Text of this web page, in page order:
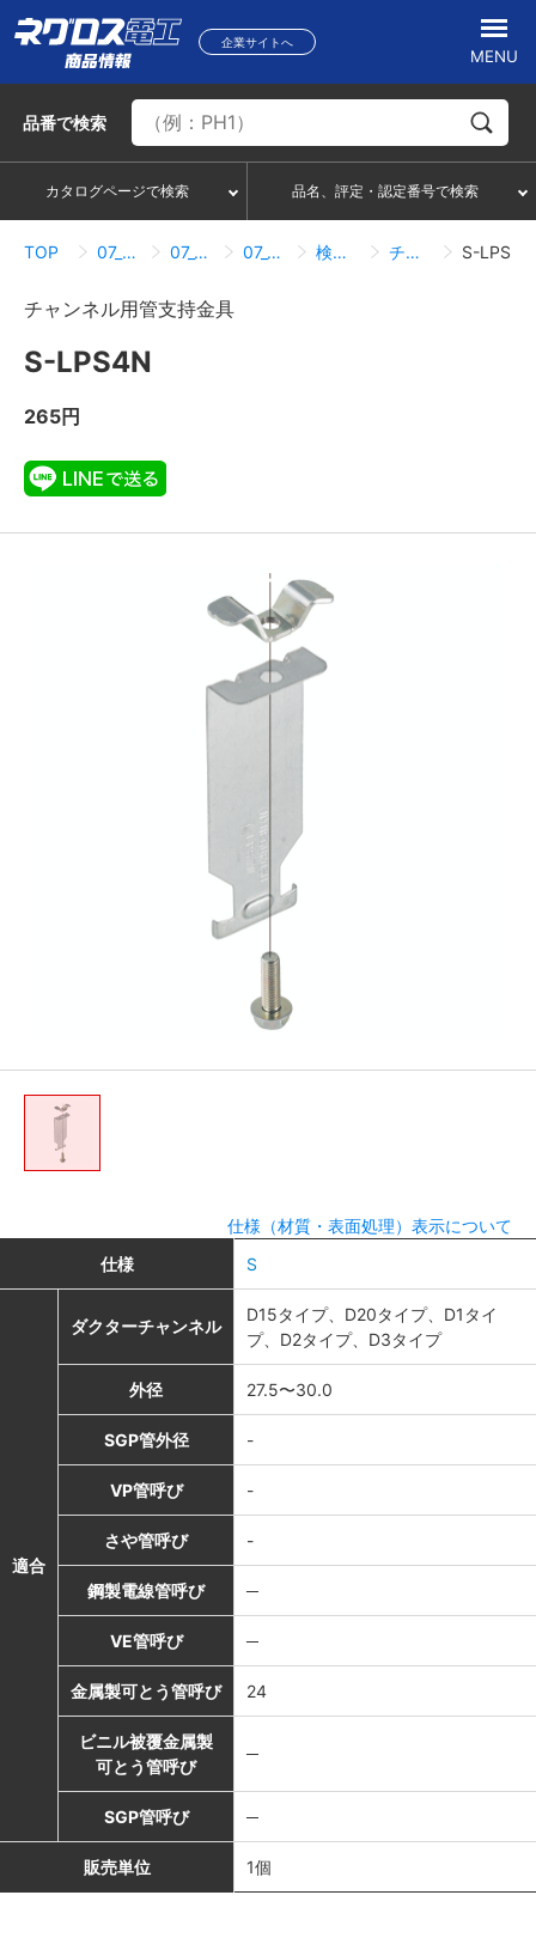
企業サイトへ
MENU
品番で検索
カタログページで検索 品名、評定・認定番号で検索
TOP 07_ハンガー・サポートシステム 07_05_ダクター配管配線部材 07_05_05_管支持（ルーパーサドル） 検索結果一覧 チャンネル用管支持金具
チャンネル用管支持金具
S-LPS4N
265円
仕様（材質・表面処理）表示について
仕様
S
適合
ダクターチャンネル
D15タイプ、D20タイプ、D1タイ
プ、D2タイプ、D3タイプ
外径 27.5〜30.0
SGP管外径 -
VP管呼び -
さや管呼び -
鋼製電線管呼び ─
VE管呼び ─
金属製可とう管呼び 24
ビニル被覆金属製
可とう管呼び
─
SGP管呼び ─
販売単位 1個